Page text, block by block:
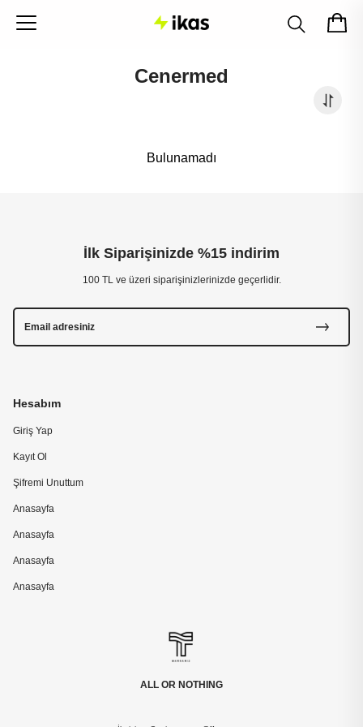
Cenermed
Bulunamadı
ALL OR NOTHING
Hesabım
Giriş Yap
Kayıt Ol
Şifremi Unuttum
Anasayfa
Anasayfa
Anasayfa
Anasayfa
İlk Siparişinizde %15 indirim
100 TL ve üzeri siparişinizlerinizde geçerlidir.